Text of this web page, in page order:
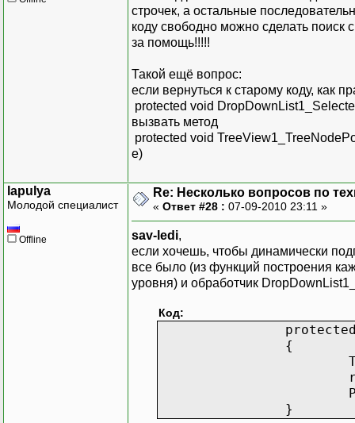
{
}
catch
{
lableStatus.Text =
}
return
}
void
{
string parentID3 =
SqlCommand sqlQuery
foreach (DataRow
TreeNode NewNode
строчек, а остальные
коду свободно можно сделать поиск
за помощь!!!!!
Такой ещё вопрос:
если вернуться к старому коду, как
protected void
вызвать метод
protected void
e)
lapulya
Молодой специалист
Offline
Re: Несколько вопросов по
« Ответ #28 : 07-09-2010 23:11 »
sav-ledi,
если хочешь, чтобы динамически
все было (из функций построения
уровня) и обработчик
Код:
{
}